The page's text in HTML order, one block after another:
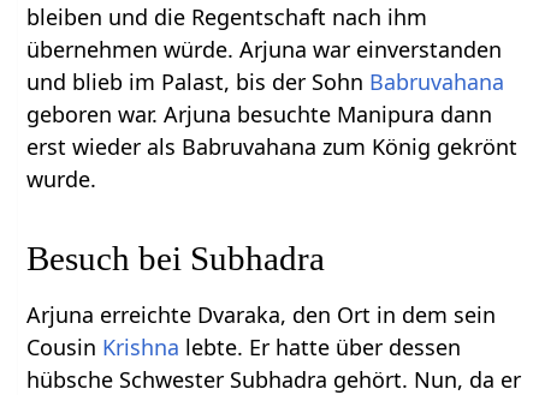
bleiben und die Regentschaft nach ihm
übernehmen würde. Arjuna war einverstanden
und blieb im Palast, bis der Sohn Babruvahana
geboren war. Arjuna besuchte Manipura dann
erst wieder als Babruvahana zum König gekrönt
wurde.
Besuch bei Subhadra
Arjuna erreichte Dvaraka, den Ort in dem sein
Cousin Krishna lebte. Er hatte über dessen
hübsche Schwester Subhadra gehört. Nun, da er